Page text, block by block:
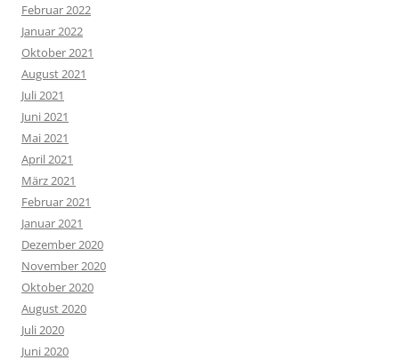
Februar 2022
Januar 2022
Oktober 2021
August 2021
Juli 2021
Juni 2021
Mai 2021
April 2021
März 2021
Februar 2021
Januar 2021
Dezember 2020
November 2020
Oktober 2020
August 2020
Juli 2020
Juni 2020